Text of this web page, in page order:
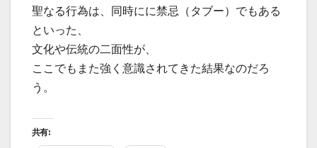
聖なる行為は、同時にに禁忌（タブー）でもある
といった、
文化や伝統の二面性が、
ここでもまた強く意識されてきた結果なのだろ
う。
共有: